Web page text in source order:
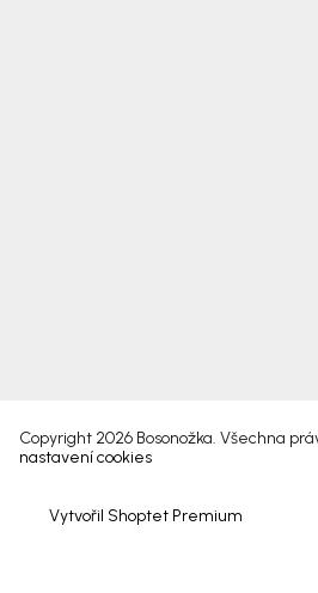
Vytvořil Shoptet Premium
Copyright 2026 Bosonožka. Všechna
nastavení cookies